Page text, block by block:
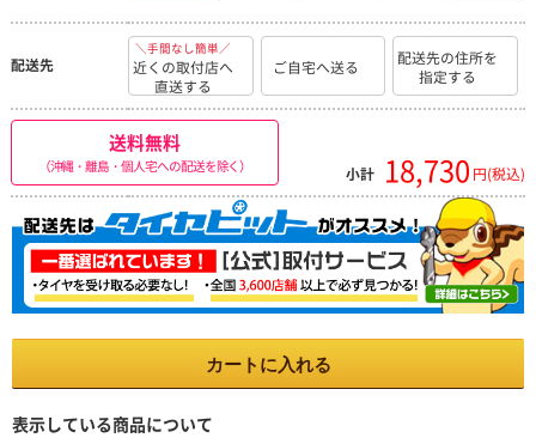
配送先
＼手間なし簡単／
近くの取付店へ
直送する
ご自宅へ送る
配送先の住所を
指定する
送料無料
（沖縄・離島・個人宅への配送を除く） 小計 18,730 円(税込)
カートに入れる
表示している商品について